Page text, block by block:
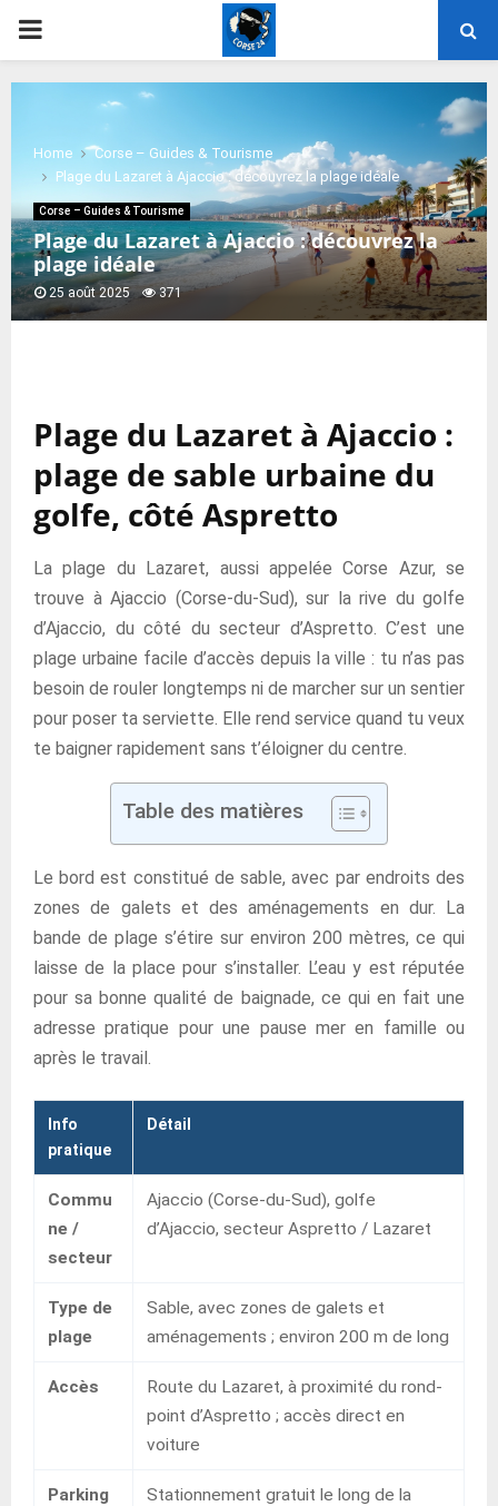
PRIMARY
MENU
Home
Corse – Guides & Tourisme
Plage du Lazaret à Ajaccio : découvrez la plage idéale
Corse – Guides & Tourisme
Plage du Lazaret à Ajaccio : découvrez la
plage idéale
25 août 2025 371
Plage du Lazaret à Ajaccio :
plage de sable urbaine du
golfe, côté Aspretto
La plage du Lazaret, aussi appelée Corse Azur, se
trouve à Ajaccio (Corse-du-Sud), sur la rive du golfe
d’Ajaccio, du côté du secteur d’Aspretto. C’est une
plage urbaine facile d’accès depuis la ville : tu n’as pas
besoin de rouler longtemps ni de marcher sur un sentier
pour poser ta serviette. Elle rend service quand tu veux
te baigner rapidement sans t’éloigner du centre.
Table des matières
Le bord est constitué de sable, avec par endroits des
zones de galets et des aménagements en dur. La
bande de plage s’étire sur environ 200 mètres, ce qui
laisse de la place pour s’installer. L’eau y est réputée
pour sa bonne qualité de baignade, ce qui en fait une
adresse pratique pour une pause mer en famille ou
après le travail.
Info
pratique
Détail
Commu
ne /
secteur
Ajaccio (Corse-du-Sud), golfe
d’Ajaccio, secteur Aspretto / Lazaret
Type de
plage
Sable, avec zones de galets et
aménagements ; environ 200 m de long
Accès
Route du Lazaret, à proximité du rond-
point d’Aspretto ; accès direct en
voiture
Parking
Stationnement gratuit le long de la